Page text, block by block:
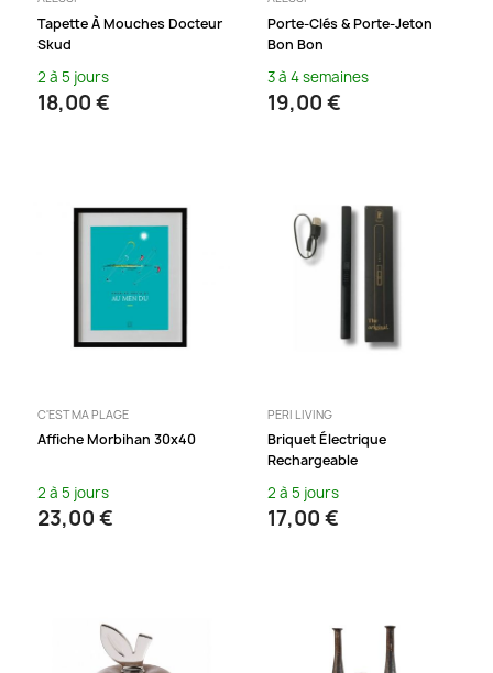
Tapette À Mouches Docteur
Skud
2 à 5 jours
18,00 €
Porte-Clés & Porte-Jeton
Bon Bon
3 à 4 semaines
19,00 €
C'EST MA PLAGE
Affiche Morbihan 30x40
2 à 5 jours
23,00 €
PERI LIVING
Briquet Électrique
Rechargeable
2 à 5 jours
17,00 €